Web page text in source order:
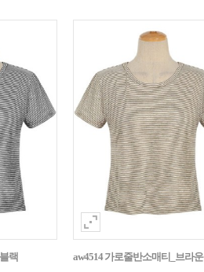
랙 aw4514 가로줄반소매티_브라운